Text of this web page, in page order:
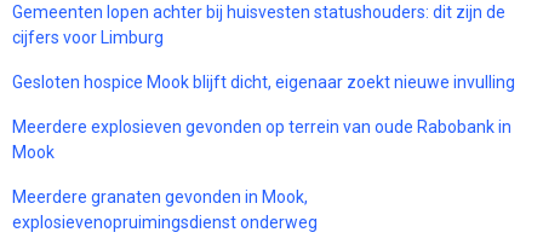
Gemeenten lopen achter bij huisvesten statushouders: dit zijn de
cijfers voor Limburg
Gesloten hospice Mook blijft dicht, eigenaar zoekt nieuwe invulling
Meerdere explosieven gevonden op terrein van oude Rabobank in
Mook
Meerdere granaten gevonden in Mook,
explosievenopruimingsdienst onderweg